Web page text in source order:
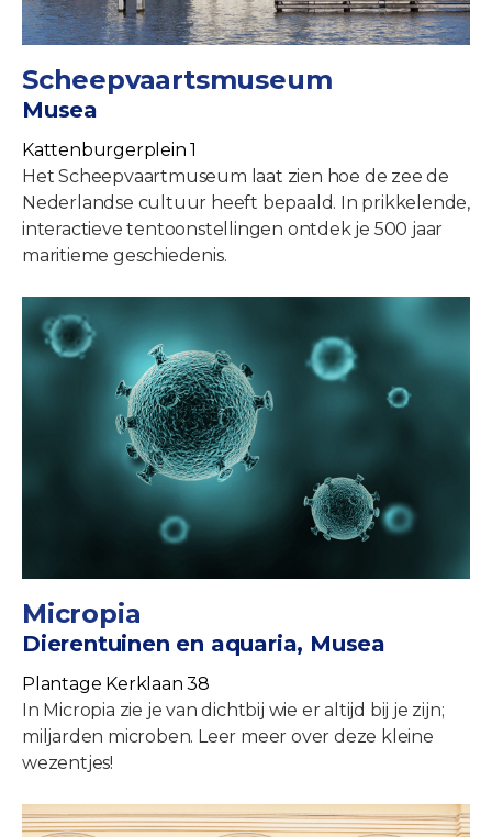
Scheepvaartsmuseum
Musea
Kattenburgerplein 1
Het Scheepvaartmuseum laat zien hoe de zee de
Nederlandse cultuur heeft bepaald. In prikkelende,
interactieve tentoonstellingen ontdek je 500 jaar
maritieme geschiedenis.
Micropia
Dierentuinen en aquaria, Musea
Plantage Kerklaan 38
In Micropia zie je van dichtbij wie er altijd bij je zijn;
miljarden microben. Leer meer over deze kleine
wezentjes!